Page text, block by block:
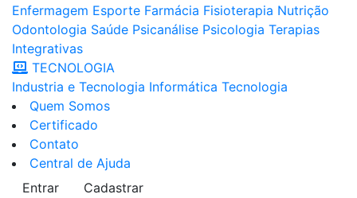
Enfermagem Esporte Farmácia Fisioterapia Nutrição
Odontologia Saúde Psicanálise Psicologia Terapias
Integrativas
TECNOLOGIA
Industria e Tecnologia Informática Tecnologia
Quem Somos
Certificado
Contato
Central de Ajuda
Entrar
Cadastrar